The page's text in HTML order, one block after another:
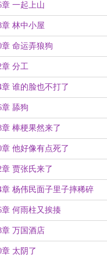
章 一起上山
章 林中小屋
章 命运弄狼狗
章 分工
章 谁的脸也不打了
章 舔狗
章 棒梗果然来了
章 他好像有点死了
章 贾张氏来了
章 杨伟民面子里子摔稀碎
章 何雨柱又挨揍
章 万国酒店
章 太阴了